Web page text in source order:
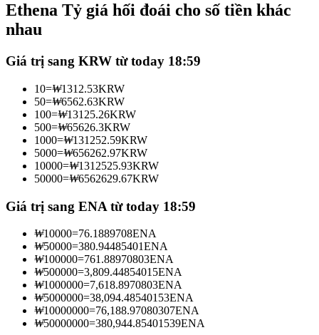
Trở thành Nhà giao dịch Sao chép
Tận hưởng chia sẻ lợi nhuận và hoa hồng giao dịch sao chép
Thông tin
Ethena Tỷ giá hối đoái cho số tiền khác
nhau
Giá trị sang KRW từ today 18:59
10=₩1312.53KRW
50=₩6562.63KRW
100=₩13125.26KRW
500=₩65626.3KRW
1000=₩131252.59KRW
5000=₩656262.97KRW
10000=₩1312525.93KRW
50000=₩6562629.67KRW
Giá trị sang ENA từ today 18:59
₩10000=76.1889708ENA
₩50000=380.94485401ENA
₩100000=761.88970803ENA
₩500000=3,809.44854015ENA
₩1000000=7,618.8970803ENA
₩5000000=38,094.48540153ENA
₩10000000=76,188.97080307ENA
₩50000000=380,944.85401539ENA